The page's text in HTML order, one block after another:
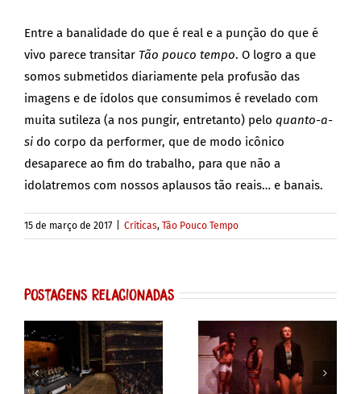
Entre a banalidade do que é real e a punção do que é
vivo parece transitar Tão pouco tempo. O logro a que
somos submetidos diariamente pela profusão das
imagens e de ídolos que consumimos é revelado com
muita sutileza (a nos pungir, entretanto) pelo quanto-a-
si do corpo da performer, que de modo icônico
desaparece ao fim do trabalho, para que não a
idolatremos com nossos aplausos tão reais… e banais.
15 de março de 2017 Críticas, Tão Pouco Tempo
Postagens Relacionadas